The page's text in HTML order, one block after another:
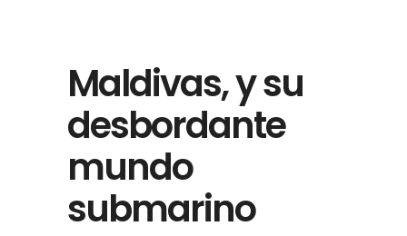
Maldivas, y su
desbordante
mundo
submarino